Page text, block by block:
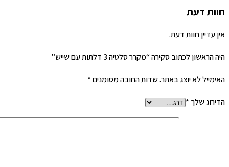
חוות דעת
אין עדיין חוות דעת.
היה הראשון לכתוב סקירה “מקרר סלטיה 3 דלתות עם שייש”
האימייל לא יוצג באתר.שדות החובה מסומנים*
הדירוג שלך*